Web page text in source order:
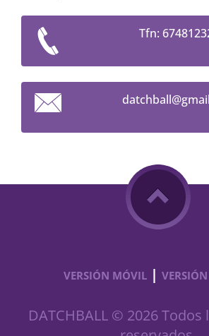
Tfn:
datchbal
VERSIÓN MÓVIL |
DATCHBALL © 2026 Todos